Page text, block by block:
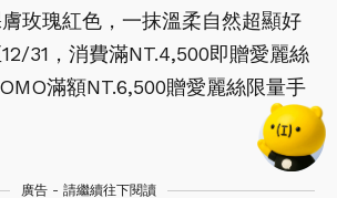
玫瑰紅色，一抹溫柔自然超顯好
31，消費滿NT.4,500即贈愛麗絲
滿額NT.6,500贈愛麗絲限量手
廣告 - 請繼續往下閱讀